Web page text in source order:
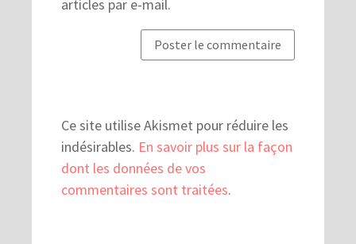
articles par e-mail.
Ce site utilise Akismet pour réduire les
indésirables. En savoir plus sur la façon
dont les données de vos
commentaires sont traitées.